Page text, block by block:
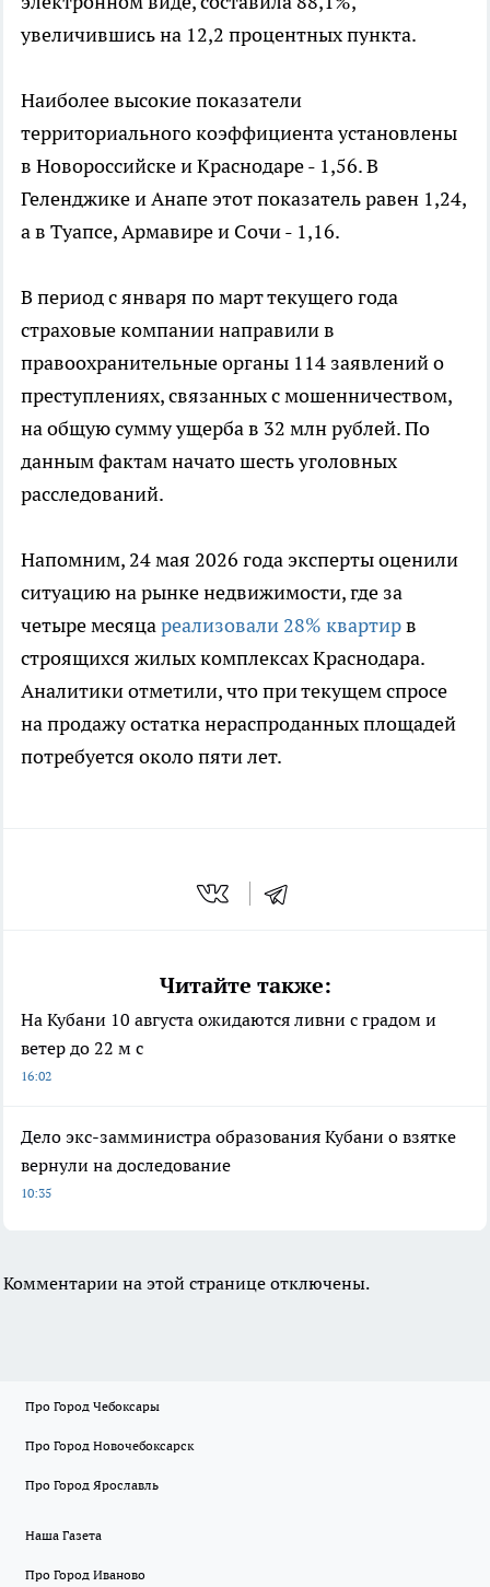
увеличившись на 12,2 процентных пункта.
Наиболее высокие показатели
территориального коэффициента установлены
в Новороссийске и Краснодаре - 1,56. В
Геленджике и Анапе этот показатель равен 1,24,
а в Туапсе, Армавире и Сочи - 1,16.
В период с января по март текущего года
страховые компании направили в
правоохранительные органы 114 заявлений о
преступлениях, связанных с мошенничеством,
на общую сумму ущерба в 32 млн рублей. По
данным фактам начато шесть уголовных
расследований.
Напомним, 24 мая 2026 года эксперты оценили
ситуацию на рынке недвижимости, где за
четыре месяцареализовали 28% квартирв
строящихся жилых комплексах Краснодара.
Аналитики отметили, что при текущем спросе
на продажу остатка нераспроданных площадей
потребуется около пяти лет.
Читайте также:
На Кубани 10 августа ожидаются ливни с градом и
ветер до 22 м с
16:02
Дело экс-замминистра образования Кубани о взятке
вернули на доследование
10:35
Комментарии на этой странице отключены.
Про Город Чебоксары
Про Город Новочебоксарск
Про Город Ярославль
Наша Газета
Про Город Иваново